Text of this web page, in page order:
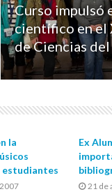
Curso impulsó
científico en el
de Ciencias
la
estudiantes
Ex
21 de